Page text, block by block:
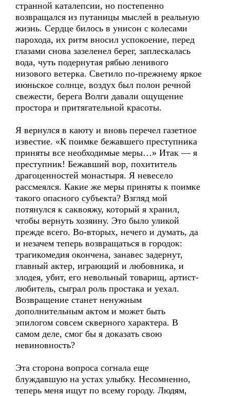
странной каталепсии, но постепенно
возвращался из путаницы мыслей в реальную
жизнь. Сердце билось в унисон с колесами
парохода, их ритм вносил успокоение, перед
глазами снова зазеленел берег, заплескалась
вода, чуть подернутая рябью ленивого
низового ветерка. Светило по-прежнему яркое
июньское солнце, воздух был полон речной
свежести, берега Волги давали ощущение
простора и притягательной красоты.
Я вернулся в каюту и вновь перечел газетное
известие. «К поимке бежавшего преступника
приняты все необходимые меры…» Итак — я
преступник! Бежавший вор, похититель
драгоценностей монастыря. Я невесело
рассмеялся. Какие же меры приняты к поимке
такого опасного субъекта? Взгляд мой
потянулся к саквояжу, который я хранил,
чтобы вернуть хозяину. Это было уликой
прежде всего. Во-вторых, нечего и думать, да
и незачем теперь возвращаться в городок:
трагикомедия окончена, занавес задернут,
главный актер, играющий и любовника, и
злодея, убит, его невольный товарищ, артист-
любитель, сыграл роль простака и уехал.
Возвращение станет ненужным
дополнительным актом и может быть
эпилогом совсем скверного характера. В
самом деле, смог бы я доказать свою
невиновность?
Эта сторона вопроса согнала еще
блуждавшую на устах улыбку. Несомненно,
теперь меня ищут по всему городу. Людям,